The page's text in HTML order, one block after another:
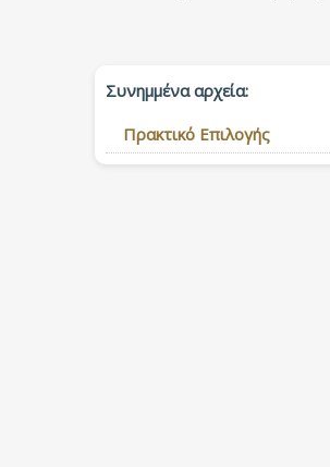
Συνημμένα αρχεία:
Πρακτικό Επιλογής